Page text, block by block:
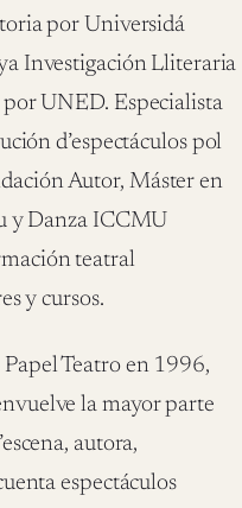
por Universidá
Investigación Lliteraria
UNED. Especialista
d’espectáculos pol
Autor, Máster en
y Danza ICCMU
teatral
y cursos.
Teatro en 1996,
la mayor parte
autora,
espectáculos